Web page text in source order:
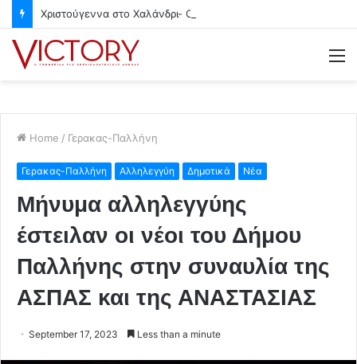
Home / Γερακας-Παλλήνη
Γερακας-Παλλήνη Αλληλεγγύη Δημοτικά Νέα
Μήνυμα αλληλεγγύης
έστειλαν οι νέοι του Δήμου
Παλλήνης στην συναυλία της
ΑΣΠΑΣ και της ΑΝΑΣΤΑΣΙΑΣ
September 17, 2023 Less than a minute